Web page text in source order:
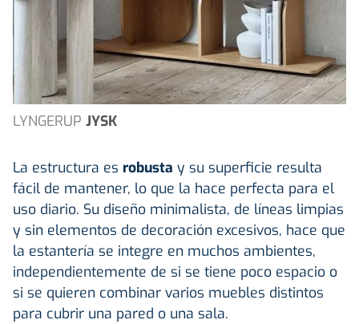
LYNGERUP JYSK
La estructura es robusta y su superficie resulta
fácil de mantener, lo que la hace perfecta para el
uso diario. Su diseño minimalista, de líneas limpias
y sin elementos de decoración excesivos, hace que
la estantería se integre en muchos ambientes,
independientemente de si se tiene poco espacio o
si se quieren combinar varios muebles distintos
para cubrir una pared o una sala.